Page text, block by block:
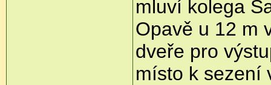
mluví kolega
Opavě u 12 m
dveře pro
místo k sezení